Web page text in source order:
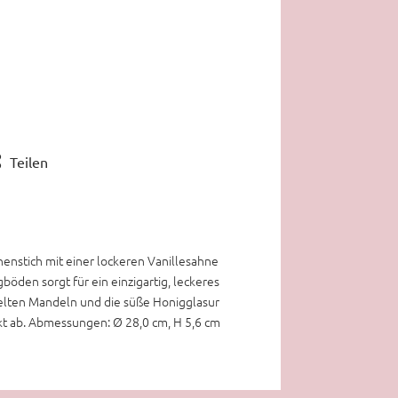
Teilen
mit einer lockeren Vanillesahne
sorgt für ein einzigartig, leckeres
Mandeln und die süße Honigglasur
Abmessungen: Ø 28,0 cm, H 5,6 cm